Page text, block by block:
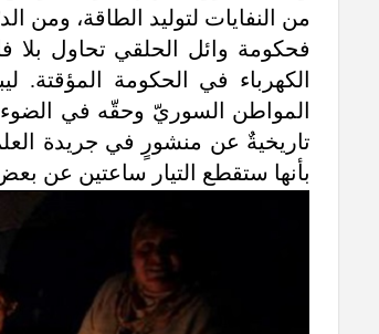
من النفايات لتوليد الطاقة، ومن
فحكومة وائل الحلقي تحاول بلا
الكهرباء في الحكومة المؤقتة.
المواطن السوريّ وحقّه في
تاريخيةٌ عن منشورٍ في جريدة
بأنها ستقطع التيار ساعتين عن